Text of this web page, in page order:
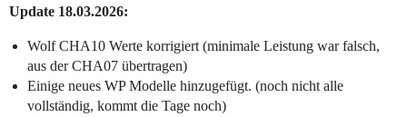
Update 18.03.2026:
Wolf CHA10 Werte korrigiert (minimale Leistung war falsch,
aus der CHA07 übertragen)
Einige neues WP Modelle hinzugefügt. (noch nicht alle
vollständig, kommt die Tage noch)